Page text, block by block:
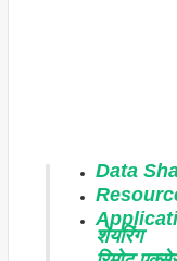
Data
शेयरिंग